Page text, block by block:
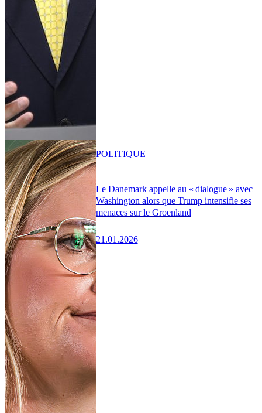
Le Danemark appelle au « dialogue » avec
Washington alors que Trump intensifie ses
menaces sur le Groenland
21.01.2026
POLITIQUE